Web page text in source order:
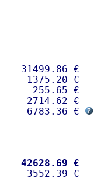
31499.86 €
1375.20 €
255.65 €
2714.62 €
6783.36 €
42628.69 €